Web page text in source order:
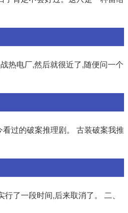
热电厂,然后就很近了,随便问一个
过的破案推理剧。 古装破案我推
了一段时间,后来取消了。 二、